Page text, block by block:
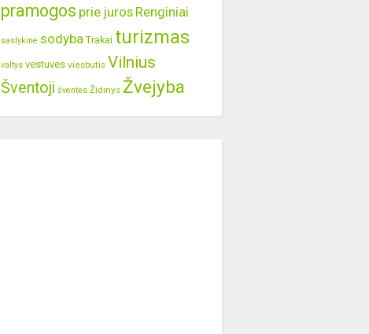
pramogos prie juros Renginiai
saslykine sodyba Trakai turizmas
valtys vestuves viesbutis Vilnius
Šventoji šventės Židinys Žvejyba